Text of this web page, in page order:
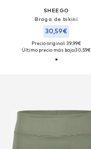
SHEEGO
Braga de bikini
30,59€
Precio original: 39,99€
Último precio más bajo:30,59€